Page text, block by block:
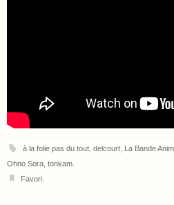
à la folie pas du tout, delcourt, La Bande
Ohno Sora tonkam
Favori.